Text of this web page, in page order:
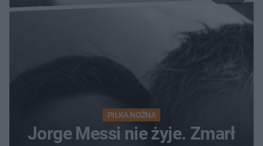
PIŁKA NOŻNA
Jorge Messi nie żyje. Zmarł